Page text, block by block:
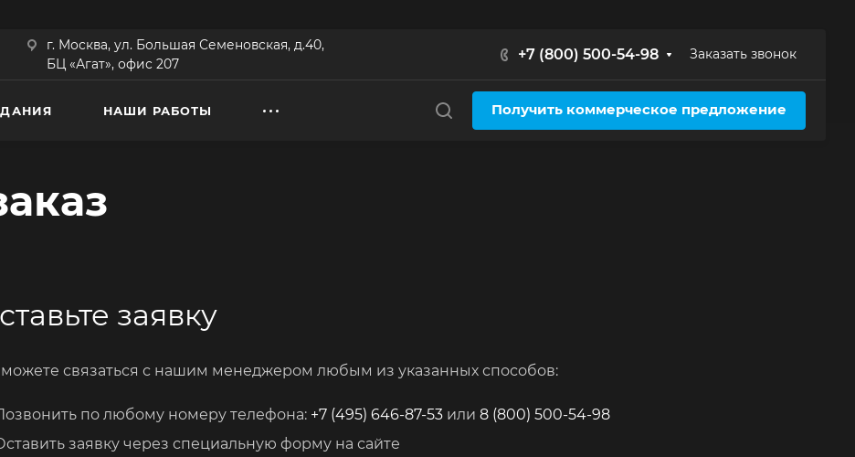
г. Москва, ул. Большая Семеновская, д.40,
БЦ «Агат», офис 207
+7 (800) 500-54-98 Заказать звонок
НАШИ РАБОТЫ Получить коммерческое предложение
заявку
связаться с нашим менеджером любым из указанных способов:
по любому номеру телефона: +7 (495) 646-87-53 или 8 (800) 500-54-98
заявку через специальную форму на сайте